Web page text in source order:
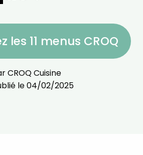
les 11 menus CROQ
CROQ Cuisine
le04/02/2025